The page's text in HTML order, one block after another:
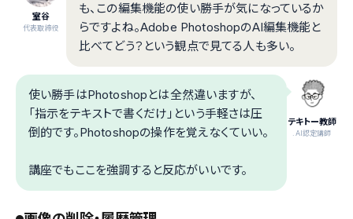
室谷
代表取締役
も、この編集機能の使い勝手が気になっているか
らですよね。Adobe PhotoshopのAI編集機能と
比べてどう？という観点で見てる人も多い。
テキトー教師
.AI認定講師
使い勝手はPhotoshopとは全然違いますが、
「指示をテキストで書くだけ」という手軽さは圧
倒的です。Photoshopの操作を覚えなくていい。
講座でもここを強調すると反応がいいです。